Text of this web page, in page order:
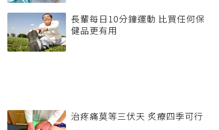
長輩每日10分鐘運動 比買任何保
健品更有用
治疼痛莫等三伏天 炙療四季可行